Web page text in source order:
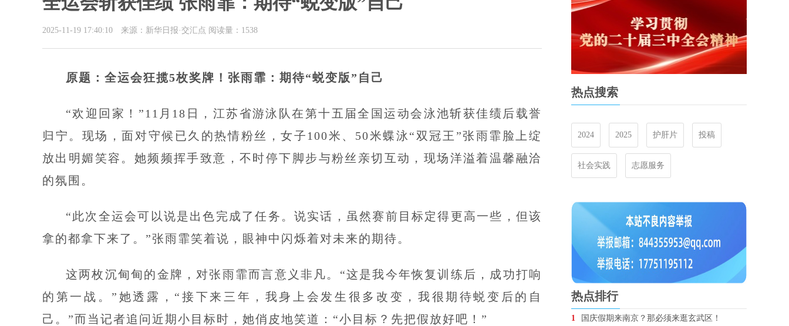
2025-11-19 17:40:10 来源：新华日报·交汇点 阅读量： 1538
原题：全运会狂揽5枚奖牌！张雨霏：期待“蜕变版”自己
“欢迎回家！”11月18日，江苏省游泳队在第十五届全国运动会泳池斩获佳绩后载誉
归宁。现场，面对守候已久的热情粉丝，女子100米、50米蝶泳“双冠王”张雨霏脸上绽
放出明媚笑容。她频频挥手致意，不时停下脚步与粉丝亲切互动，现场洋溢着温馨融洽
的氛围。
“此次全运会可以说是出色完成了任务。说实话，虽然赛前目标定得更高一些，但该
拿的都拿下来了。”张雨霏笑着说，眼神中闪烁着对未来的期待。
这两枚沉甸甸的金牌，对张雨霏而言意义非凡。“这是我今年恢复训练后，成功打响
的第一战。”她透露，“接下来三年，我身上会发生很多改变，我很期待蜕变后的自
己。”而当记者追问近期小目标时，她俏皮地笑道：“小目标？先把假放好吧！”
热点搜索
2024 2025 护肝片 投稿
社会实践 志愿服务
热点排行
1 国庆假期来南京？那必须来逛玄武区！